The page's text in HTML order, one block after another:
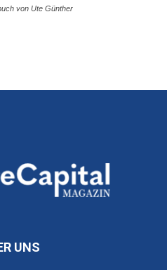
von Ute Günther
UNS